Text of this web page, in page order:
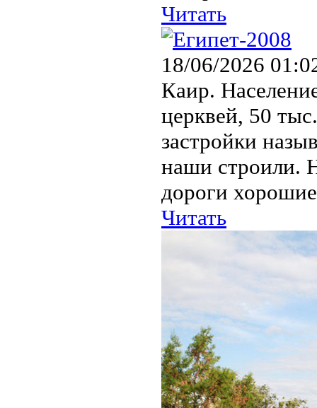
Читать
18/06/2026
Каир.
церквей, 50
застройки
наши строили.
дороги
Читать